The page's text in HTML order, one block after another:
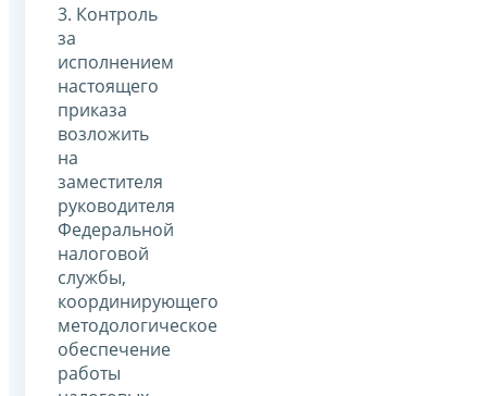
3. Контроль
за
исполнением
настоящего
приказа
возложить
на
заместителя
руководителя
Федеральной
налоговой
службы,
координирующего
методологическое
обеспечение
работы